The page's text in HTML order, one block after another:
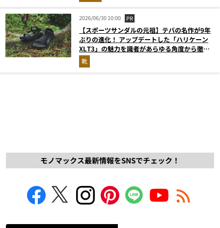
2026/06/30 10:00 PR
【スポーツサンダルの元祖】テバの名作が9年
ぶりの進化！ アップデートした「ハリケーン
XLT3」の魅力を識者があらゆる角度から徹底
解説！
靴
モノマックス最新情報をSNSでチェック！